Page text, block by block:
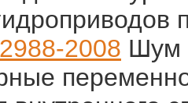
2008 Шум